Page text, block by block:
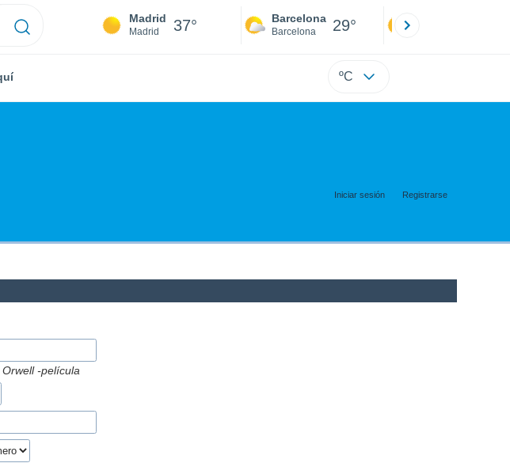
Madrid
Madrid 37° Barcelona
Barcelona 29°
ºC
Iniciar sesión Registrarse
-película